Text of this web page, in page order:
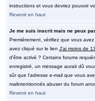
instructions et vous devriez pouvoir
Revenir en haut
Je me suis inscrit mais ne peux
Premièrement, vérifiez que vous
avez cliqué sur le lien J'ai moins de
d'être activé ? Certains forums
enregistré, un message aurait dû
sûr que l'adresse e-mail que vous
malintentionnés abuser du forum
Revenir en haut